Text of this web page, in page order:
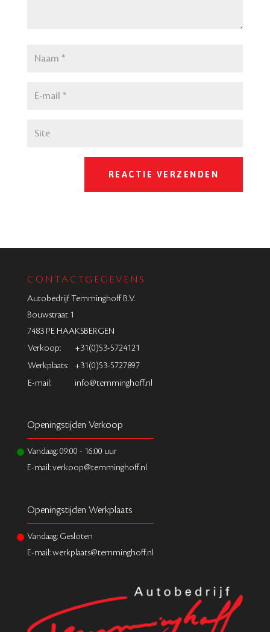
CONTACTGEGEVENS
Autobedrijf Temminghoff B.V.
Bouwstraat 1
7483 PE HAAKSBERGEN
Verkoop:
+31(0)53-5724121
Werkplaats:
+31(0)53-5727897
E-mail:
info@temminghoff.nl
Openingstijden Verkoop
Vandaag:09:00 - 16:00 uur
E-mail: verkoop@temminghoff.nl
Openingstijden Werkplaats
Vandaag: Gesloten
E-mail: werkplaats@temminghoff.nl